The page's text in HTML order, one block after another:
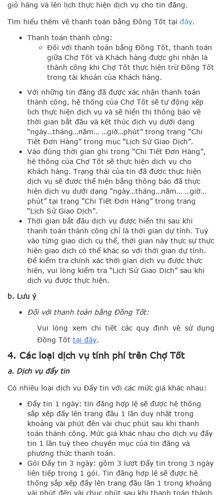
giỏ hàng và lên lịch thực hiện dịch vụ cho tin đăng.
Tìm hiểu thêm về thanh toán bằng Đồng Tốt tại đây.
Thanh toán thành công:
Đối với thanh toán bằng Đồng Tốt, thanh toán
giữa Chợ Tốt và Khách hàng được ghi nhận là
thành công khi Chợ Tốt thực hiện trừ Đồng Tốt
trong tài khoản của Khách hàng.
Với những tin đăng đã được xác nhận thanh toán
thành công, hệ thống của Chợ Tốt sẽ tự động xếp
lịch thực hiện dịch vụ và sẽ hiển thị thông báo về
thời gian bắt đầu và kết thúc dịch vụ dưới dạng
“ngày…tháng…năm… …giờ…phút” trong trang “Chi
Tiết Đơn Hàng” trong mục “Lịch Sử Giao Dịch”.
Vào đúng thời gian ghi trong “Chi Tiết Đơn Hàng”,
hệ thống của Chợ Tốt sẽ thực hiện dịch vụ cho
Khách hàng. Trạng thái của tin đã được thực hiện
dịch vụ sẽ đươc thể hiện bằng thông báo đã thực
hiện dịch vụ dưới dạng “ngày…tháng…năm… …giờ…
phút” tại trang “Chi Tiết Đơn Hàng” trong trang
“Lịch Sử Giao Dịch”.
Thời gian bắt đầu dịch vụ được hiển thị sau khi
thanh toán thành công chỉ là thời gian dự tính. Tuỳ
vào từng giao dịch cụ thể, thời gian này thực sự thực
hiện giao dịch có thể khác so với thời gian dự tính.
Để kiểm tra chính xác thời gian dịch vụ được thực
hiện, vui lòng kiểm tra “Lịch Sử Giao Dịch” sau khi
dịch vụ được thực hiện.
b. Lưu ý
Đối với thanh toán bằng Đồng Tốt:
Vui lòng xem chi tiết các quy định về sử dụng
Đồng Tốt tại đây.
4. Các loại dịch vụ tính phí trên Chợ Tốt
a. Dịch vụ đẩy tin
Có nhiều loại dịch vụ Đẩy tin với các mức giá khác nhau:
Đẩy tin 1 ngày: tin đăng hợp lệ sẽ được hệ thống
sắp xếp đẩy lên trang đầu 1 lần duy nhất trong
khoảng vài phút đến vài chục phút sau khi thanh
toán thành công. Mức giá khác nhau cho dịch vụ đẩy
tin 1 lần tuỳ theo chuyên mục của tin đăng và
phương thức thanh toán.
Gói Đẩy tin 3 ngày: gồm 3 lượt Đẩy tin trong 3 ngày
liên tiếp trong 1 gói. Tin đăng hợp lệ sẽ được hệ
thống sắp xếp đẩy lên trang đầu lần 1 trong khoảng
vài phút đến vài chục phút sau khi thanh toán thành